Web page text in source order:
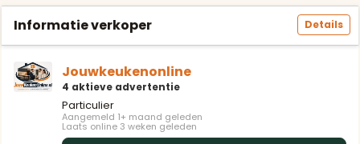
Informatie verkoper Details
Jouwkeukenonline
4 aktieve advertentie
Particulier
Aangemeld 1+ maand geleden
Laats online 3 weken geleden